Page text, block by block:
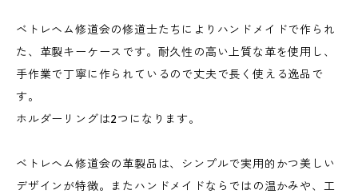
ベトレヘム修道会の修道士たちによりハンドメイドで作られ
た、革製キーケースです。耐久性の高い上質な革を使用し、
手作業で丁寧に作られているので丈夫で長く使える逸品で
す。
ホルダーリングは2つになります。
ベトレヘム修道会の革製品は、シンプルで実用的かつ美しい
デザインが特徴。またハンドメイドならではの温かみや、工